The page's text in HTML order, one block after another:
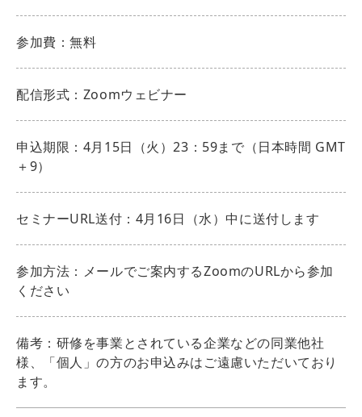
参加費：無料
配信形式：Zoomウェビナー
申込期限：4月15日（火）23：59まで（日本時間 GMT
＋9）
セミナーURL送付：4月16日（水）中に送付します
参加方法：メールでご案内するZoomのURLから参加
ください
備考：研修を事業とされている企業などの同業他社
様、「個人」の方のお申込みはご遠慮いただいており
ます。